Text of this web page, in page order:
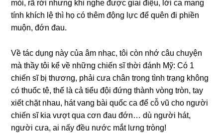
mỏi, rã rời nhưng khi nghe được giai điệu, lời ca mang
tính khích lệ thì họ có thêm động lực để quên đi phiền
muộn, đớn đau.
Về tác dụng này của âm nhạc, tôi còn nhớ câu chuyện
mà thầy tôi kể về những chiến sĩ thời đánh Mỹ: Có 1
chiến sĩ bị thương, phải cưa chân trong tình trạng không
có thuốc tê, thế là cả tiểu đội đứng thành vòng tròn, tay
xiết chặt nhau, hát vang bài quốc ca để cỗ vũ cho người
chiến sĩ kia vượt qua cơn đau đớn… dù người hát,
người cưa, ai nấy đều nước mắt lưng tròng!